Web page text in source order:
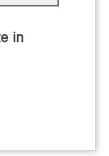
in